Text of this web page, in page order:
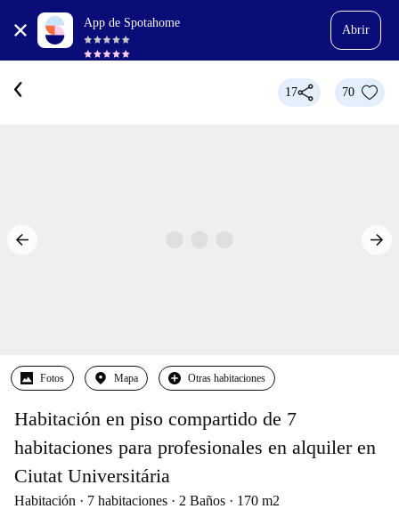
App de Spotahome
Abrir
17 70
Fotos Mapa Otras habitaciones
Habitación en piso compartido de 7
habitaciones para profesionales en alquiler en
Ciutat Universitária
Habitación 7 habitaciones 2 Baños 170 m2